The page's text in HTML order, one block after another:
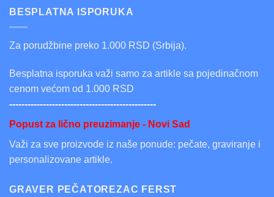
BESPLATNA ISPORUKA
Za porudžbine preko 1.000 RSD (Srbija).
Besplatna isporuka važi samo za artikle sa pojedinačnom
cenom većom od 1.000 RSD
------------------------------------------------
Popust za lično preuzimanje - Novi Sad
Važi za sve proizvode iz naše ponude: pečate, graviranje i
personalizovane artikle.
GRAVER PEČATOREZAC FERST